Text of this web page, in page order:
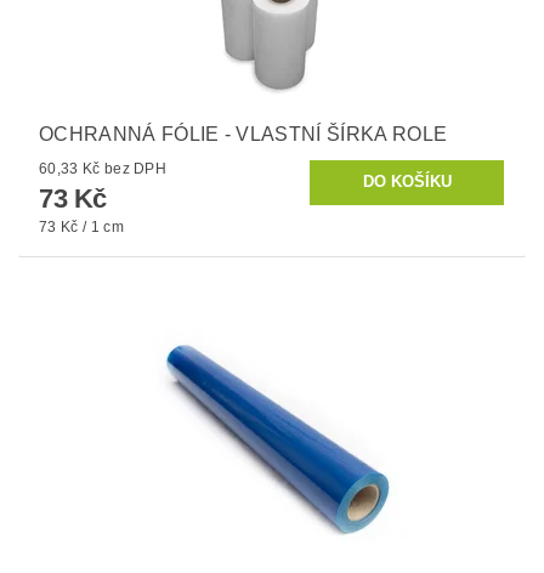
OCHRANNÁ FÓLIE - VLASTNÍ ŠÍRKA ROLE
60,33 Kč bez DPH
73 Kč
73 Kč / 1 cm